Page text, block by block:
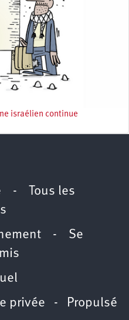
israélien continue
-
Tous les
- Se
privée - Propulsé